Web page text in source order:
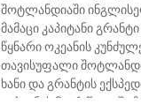
შოტლანდიაში
მამაცი კაპიტანი
წყნარი ოკეანის
თავისუფალი
ხანი და გრანტის
კაპიტნის მიერ